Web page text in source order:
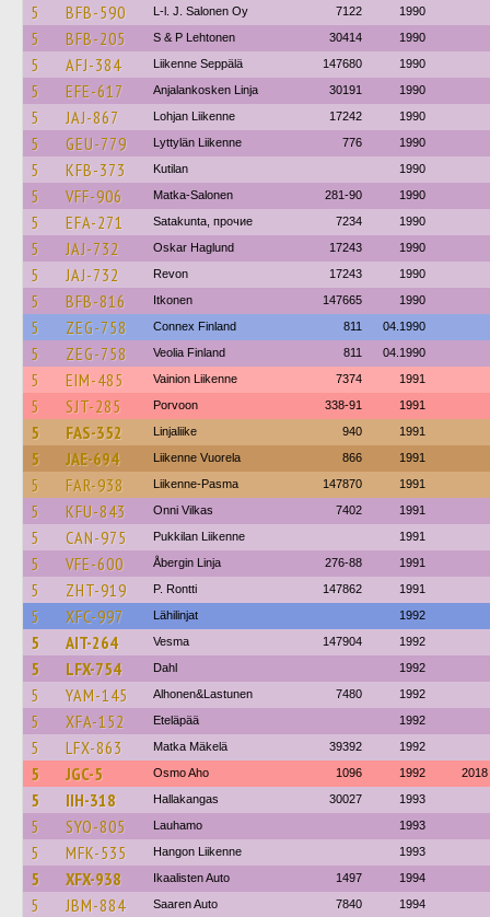
5 BFB-590 L-l. J. Salonen Oy 7122 1990
5 BFB-205 S & P Lehtonen 30414 1990
5 AFJ-384 Liikenne Seppälä 147680 1990
5 EFE-617 Anjalankosken Linja 30191 1990
5 JAJ-867 Lohjan Liikenne 17242 1990
5 GEU-779 Lyttylän Liikenne 776 1990
5 KFB-373 Kutilan 1990
5 VFF-906 Matka-Salonen 281-90 1990
5 EFA-271 Satakunta, прочие 7234 1990
5 JAJ-732 Oskar Haglund 17243 1990
5 JAJ-732 Revon 17243 1990
5 BFB-816 Itkonen 147665 1990
5 ZEG-758 Connex Finland 811 04.1990
5 ZEG-758 Veolia Finland 811 04.1990
5 EIM-485 Vainion Liikenne 7374 1991
5 SJT-285 Porvoon 338-91 1991
5 FAS-352 Linjaliike 940 1991
5 JAE-694 Liikenne Vuorela 866 1991
5 FAR-938 Liikenne-Pasma 147870 1991
5 KFU-843 Onni Vilkas 7402 1991
5 CAN-975 Pukkilan Liikenne 1991
5 VFE-600 Åbergin Linja 276-88 1991
5 ZHT-919 P. Rontti 147862 1991
5 XFC-997 Lähilinjat 1992
5 AIT-264 Vesma 147904 1992
5 LFX-754 Dahl 1992
5 YAM-145 Alhonen&Lastunen 7480 1992
5 XFA-152 Eteläpää 1992
5 LFX-863 Matka Mäkelä 39392 1992
5 JGC-5 Osmo Aho 1096 1992 2018
5 IIH-318 Hallakangas 30027 1993
5 SYO-805 Lauhamo 1993
5 MFK-535 Hangon Liikenne 1993
5 XFX-938 Ikaalisten Auto 1497 1994
5 JBM-884 Saaren Auto 7840 1994